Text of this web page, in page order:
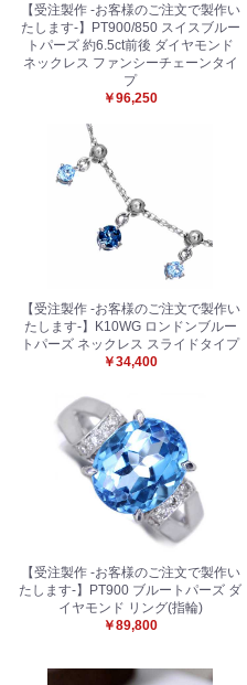
【受注製作 -お客様のご注文で製作い
たします-】PT900/850 スイスブルー
トパーズ 約6.5ct前後 ダイヤモンド
ネックレス ファンシーチェーンタイ
プ
￥96,250
【受注製作 -お客様のご注文で製作い
たします-】K10WG ロンドンブルー
トパーズ ネックレス スライドタイプ
￥34,400
【受注製作 -お客様のご注文で製作い
たします-】PT900 ブルートパーズ ダ
イヤモンド リング(指輪)
￥89,800